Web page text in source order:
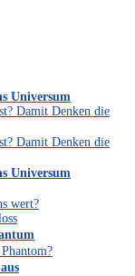
Universum
Damit Denken die
Damit Denken die
Universum
wert?